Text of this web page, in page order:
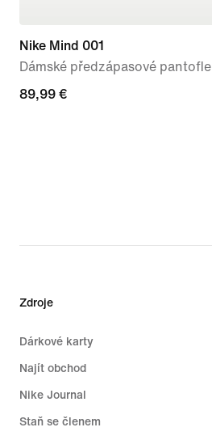
Nike Mind 001
Dámské předzápasové pantofle
89,99 €
89,99 €
Zdroje
Dárkové karty
Najít obchod
Nike Journal
Staň se členem